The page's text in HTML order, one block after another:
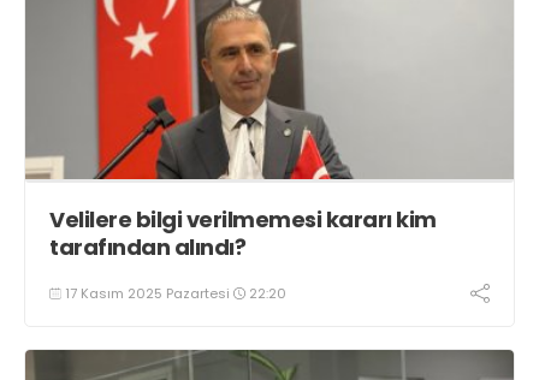
Velilere bilgi verilmemesi kararı kim
tarafından alındı?
17 Kasım 2025 Pazartesi 22:20